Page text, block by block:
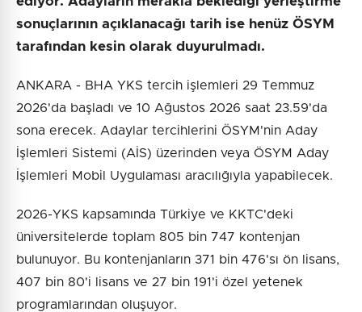
sonuçlarının açıklanacağı tarih ise henüz ÖSYM
tarafından kesin olarak duyurulmadı.
ANKARA - BHA YKS tercih işlemleri 29 Temmuz
2026'da başladı ve 10 Ağustos 2026 saat 23.59'da
sona erecek. Adaylar tercihlerini ÖSYM'nin Aday
İşlemleri Sistemi (AİS) üzerinden veya ÖSYM Aday
İşlemleri Mobil Uygulaması aracılığıyla yapabilecek.
2026-YKS kapsamında Türkiye ve KKTC'deki
üniversitelerde toplam 805 bin 747 kontenjan
bulunuyor. Bu kontenjanların 371 bin 476'sı ön lisans,
407 bin 80'i lisans ve 27 bin 191'i özel yetenek
programlarından oluşuyor.